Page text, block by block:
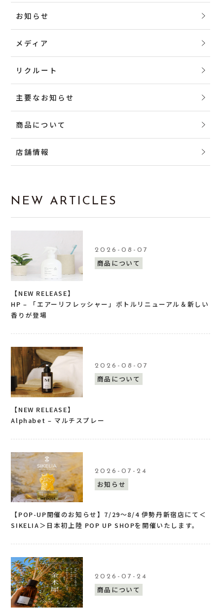
お知らせ
メディア
リクルート
主要なお知らせ
商品について
店舗情報
NEW ARTICLES
2026-08-07
商品について
【NEW RELEASE】
HP – 「エアーリフレッシャー」ボトルリニューアル＆新しい
香りが登場
2026-08-07
商品について
【NEW RELEASE】
Alphabet – マルチスプレー
2026-07-24
お知らせ
【POP-UP開催のお知らせ】7/29〜8/4 伊勢丹新宿店にて＜
SIKELIA＞日本初上陸 POP UP SHOPを開催いたします。
2026-07-24
商品について